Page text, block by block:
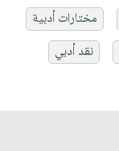
مختارات أدبية
نقد أدبي